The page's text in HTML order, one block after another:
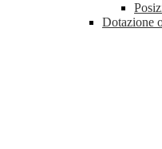
Dotazione